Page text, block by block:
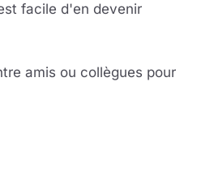
facile d'en devenir
amis ou collègues pour